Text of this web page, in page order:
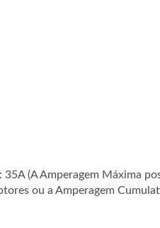
(A Amperagem Máxima
ou a Amperagem